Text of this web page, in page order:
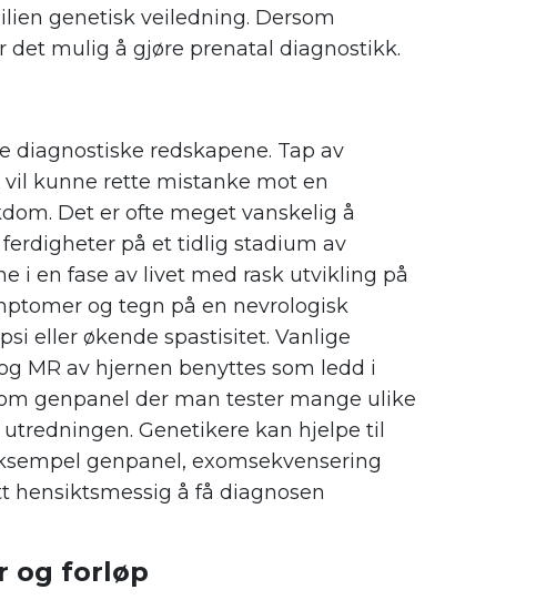
genetisk veiledning. Dersom
det mulig å gjøre prenatal diagnostikk.
diagnostiske redskapene. Tap av
kunne rette mistanke mot en
Det er ofte meget vanskelig å
på et tidlig stadium av
i en fase av livet med rask utvikling på
og tegn på en nevrologisk
eller økende spastisitet. Vanlige
MR av hjernen benyttes som ledd i
genpanel der man tester mange ulike
Genetikere kan hjelpe til
genpanel, exomsekvensering
hensiktsmessig å få diagnosen
og forløp